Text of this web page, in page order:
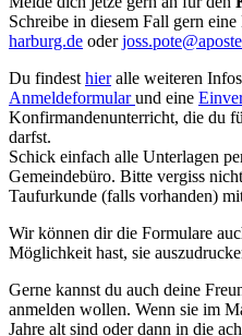
Schreibe in diesem Fall gern
harburg.de oder
Du findest hieralle weiteren
Anmeldeformularund eine
Konfirmandenunterricht, die du
darfst.
Schick einfach alle Unterlagen
Gemeindebüro. Bitte vergiss
Taufurkunde (falls vorhanden)
Wir können dir die Formulare
Möglichkeit hast, sie
Gerne kannst du auch deine
anmelden wollen. Wenn sie im
Jahre alt sind oder dann in die